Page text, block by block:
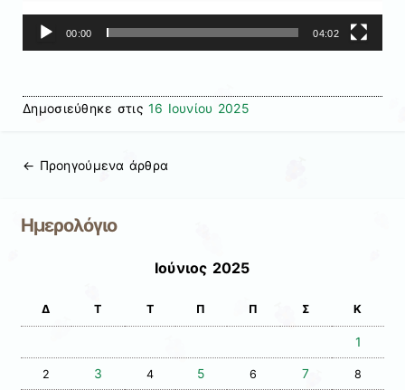
00:00 04:02
Δημοσιεύθηκε στις 16 Ιουνίου 2025
Πλοήγηση άρθρων
← Προηγούμενα άρθρα
Ημερολόγιο
Ιούνιος 2025
Δ Τ Τ Π Π Σ Κ
1
2 3 4 5 6 7 8